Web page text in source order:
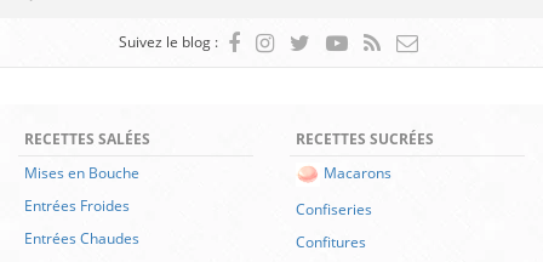
Suivez le blog :
RECETTES SALÉES
Mises en Bouche
Entrées Froides
Entrées Chaudes
RECETTES SUCRÉES
Macarons
Confiseries
Confitures